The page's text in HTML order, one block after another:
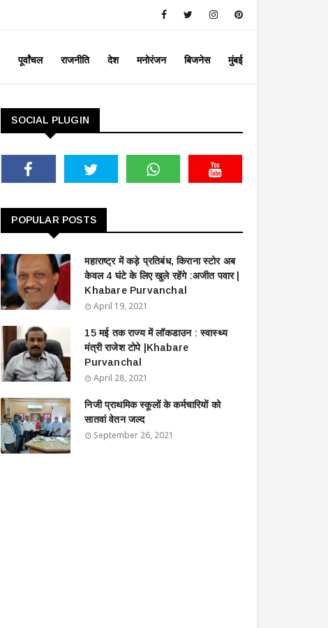
पूर्वांचल राजनीति देश मनोरंजन बिजनेस मुंबई
SOCIAL PLUGIN
POPULAR POSTS
महाराष्ट्र में कड़े प्रतिबंध, किराना स्टोर अब
केवल 4 घंटे के लिए खुले रहेंगे :अजीत पवार |
Khabare Purvanchal
April 19, 2021
15 मई तक राज्य में लॉकडाउन : स्वास्थ्य
मंत्री राजेश टोपे |Khabare
Purvanchal
April 28, 2021
निजी प्राथमिक स्कूलों के कर्मचारियों को
सातवां वेतन जल्द
September 26, 2021